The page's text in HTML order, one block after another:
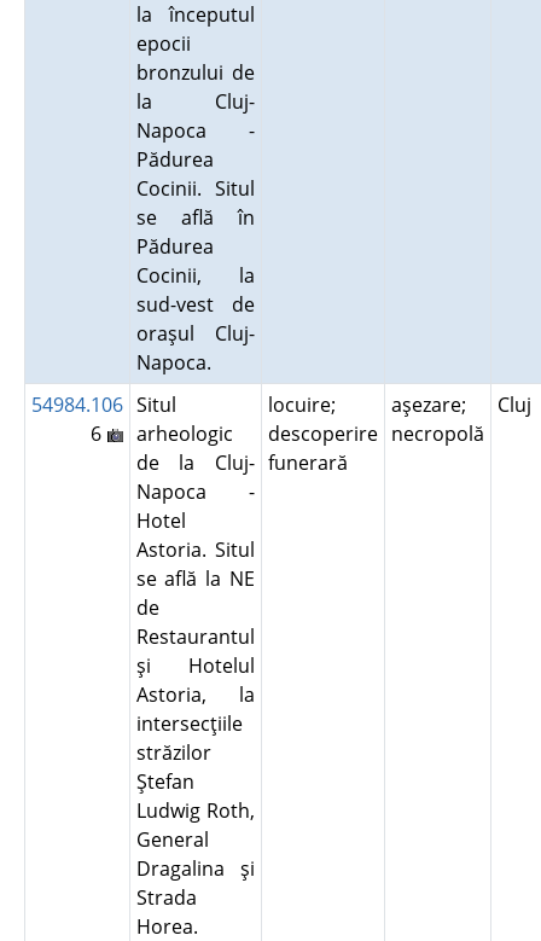
la începutul
epocii
bronzului de
la Cluj-
Napoca -
Pădurea
Cocinii. Situl
se află în
Pădurea
Cocinii, la
sud-vest de
oraşul Cluj-
Napoca.
54984.106
6
Situl
arheologic
de la Cluj-
Napoca -
Hotel
Astoria. Situl
se află la NE
de
Restaurantul
şi Hotelul
Astoria, la
intersecţiile
străzilor
Ştefan
Ludwig Roth,
General
Dragalina şi
Strada
Horea.
locuire;
descoperire
funerară
aşezare;
necropolă
Cluj